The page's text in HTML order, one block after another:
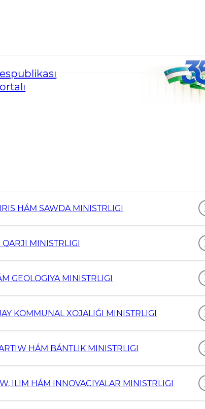
HÁM SAWDA MINISTRLIGI
MINISTRLIGI
GEOLOGIYA MINISTRLIGI
KOMMUNAL XOJALIǴI MINISTRLIGI
HÁM BÁNTLIK MINISTRLIGI
ILIM HÁM INNOVACIYALAR MINISTRLIGI